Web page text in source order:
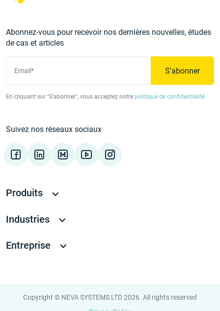
Abonnez-vous pour recevoir nos dernières nouvelles, études
de cas et articles
Email* S'abonner
En cliquant sur "S'abonner", vous acceptez notre politique de confidentialité
Suivez nos réseaux sociaux
Produits
Industries
Entreprise
Copyright © NEVA SYSTEMS LTD 2026. All rights reserved